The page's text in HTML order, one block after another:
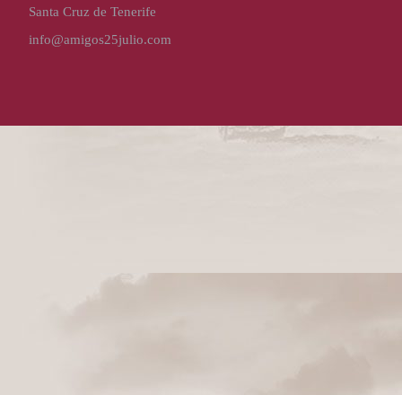
Santa Cruz de Tenerife
info@amigos25julio.com